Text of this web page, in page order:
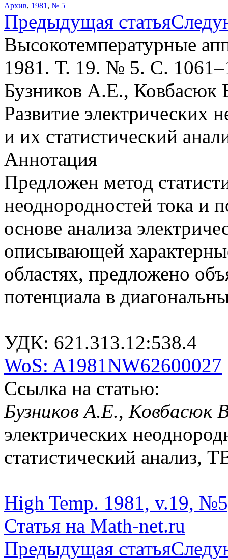
Архив, 1981 , № 5
Предыдущая статья
Высокотемпературные
1981. Т. 19. № 5. С.
Бузников А.Е.,
Развитие электрических
и их статистический
Аннотация
Предложен метод
неоднородностей тока и
основе анализа
описывающей
областях, предложено
потенциала в
УДК: 621.313.12:538.4
WoS: A1981NW62600027
Ссылка на статью:
Бузников А.Е.,
электрических
статистический анализ,
High Temp. 1981, v.19,
Статья на Math-net.ru
Предыдущая статья